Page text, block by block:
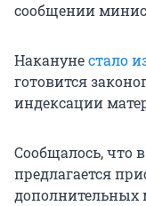
сообщении
Наканунестало
готовится
индексации
Сообщалось, что
предлагается
дополнительных